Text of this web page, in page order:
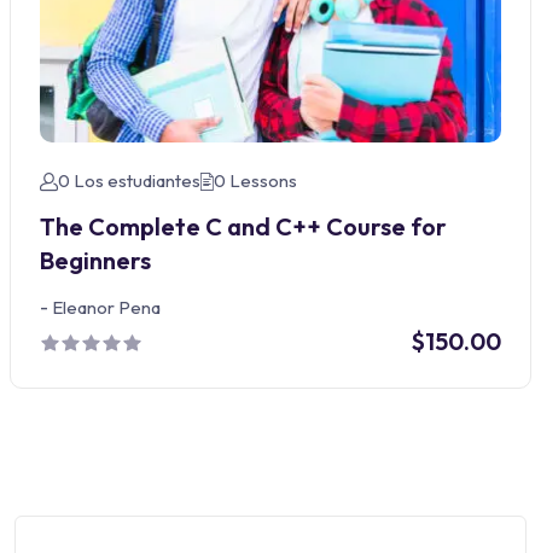
0 Los estudiantes 0 Lessons
The Complete C and C++ Course for
Beginners
- Eleanor Pena
$150.00